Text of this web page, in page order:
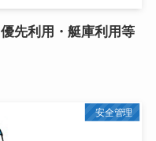
先利用・艇庫利用等
安全管理